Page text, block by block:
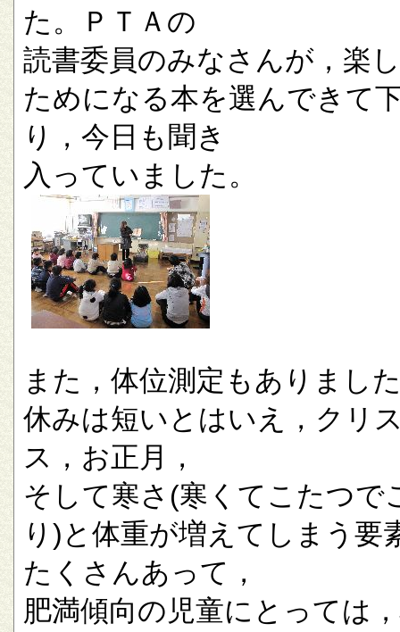
た。ＰＴＡの
読書委員のみなさんが，楽
ためになる本を選んできて
り，今日も聞き
入っていました。
また，体位測定もありまし
休みは短いとはいえ，クリ
ス，お正月，
そして寒さ(寒くてこたつで
り)と体重が増えてしまう要
たくさんあって，
肥満傾向の児童にとっては